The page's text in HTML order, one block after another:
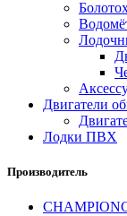
Двигатели
Лодки ПВХ
Производитель
CHAMPION